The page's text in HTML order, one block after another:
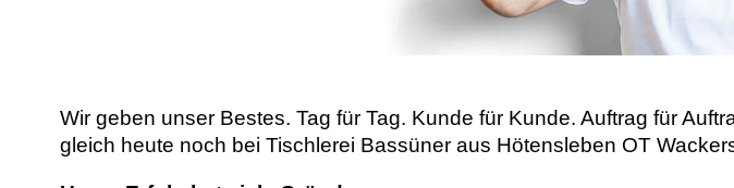
Wir geben unser Bestes. Tag für Tag. Kunde für Kunde. Auftrag für
gleich heute noch bei Tischlerei Bassüner aus Hötensleben OT